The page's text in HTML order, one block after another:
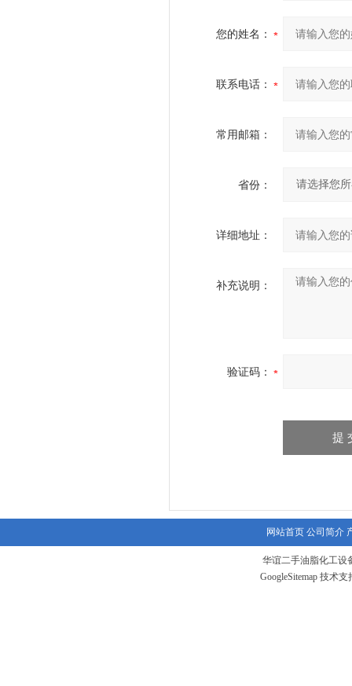
您的姓名：
联系电话：
常用邮箱：
省份：
详细地址：
补充说明：
验证码：
网站首页 公司简介
华谊二手油脂化工设
GoogleSitemap 技术支